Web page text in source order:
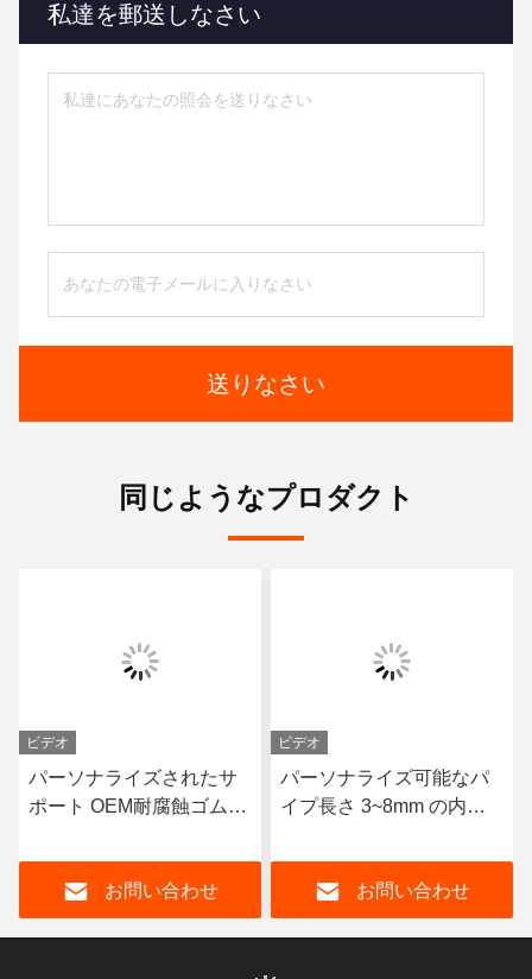
私達を郵送しなさい
送りなさい
同じようなプロダクト
ビデオ
パーソナライズされたサ
ポート OEM耐腐蝕ゴムパ
ムネオプレンEPDMと性
能のためのニトリルコー
ナー材料
お問い合わせ
ビデオ
パーソナライズ可能なパ
イプ長さ 3~8mm の内膜
覆われたパイプ
お問い合わせ